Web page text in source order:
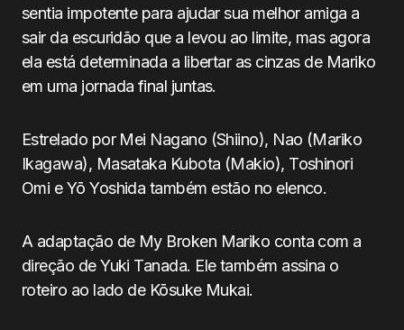
sentia impotente para ajudar sua melhor amiga a
sair da escuridão que a levou ao limite, mas agora
ela está determinada a libertar as cinzas de Mariko
em uma jornada final juntas.
Estrelado por Mei Nagano (Shiino), Nao (Mariko
Ikagawa), Masataka Kubota (Makio), Toshinori
Omi e Yō Yoshida também estão no elenco.
A adaptação de My Broken Mariko conta com a
direção de Yuki Tanada. Ele também assina o
roteiro ao lado de Kōsuke Mukai.